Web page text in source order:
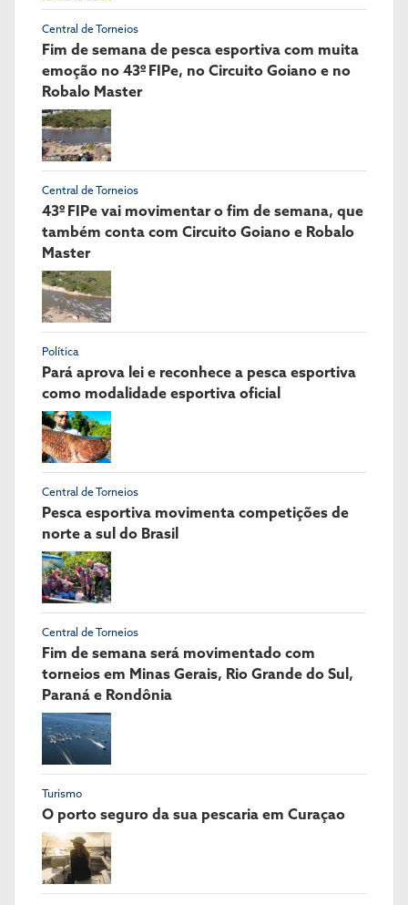
Central de Torneios
Fim de semana de pesca esportiva com muita
emoção no 43º FIPe, no Circuito Goiano e no
Robalo Master
Central de Torneios
43º FIPe vai movimentar o fim de semana, que
também conta com Circuito Goiano e Robalo
Master
Política
Pará aprova lei e reconhece a pesca esportiva
como modalidade esportiva oficial
Central de Torneios
Pesca esportiva movimenta competições de
norte a sul do Brasil
Central de Torneios
Fim de semana será movimentado com
torneios em Minas Gerais, Rio Grande do Sul,
Paraná e Rondônia
Turismo
O porto seguro da sua pescaria em Curaçao